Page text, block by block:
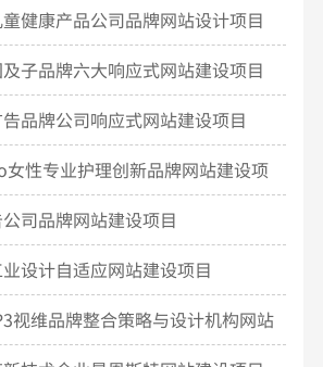
童健康产品公司品牌网站设计项目
及子品牌六大响应式网站建设项目
告品牌公司响应式网站建设项目
女性专业护理创新品牌网站建设项
公司品牌网站建设项目
业设计自适应网站建设项目
视维品牌整合策略与设计机构网站